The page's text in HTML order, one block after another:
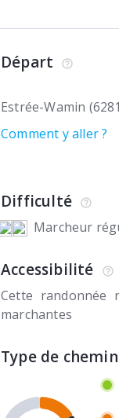
Départ
Estrée-Wamin
Comment y aller ?
Difficulté
Marcheur
Accessibilité
Cette randonnée
marchantes
Type de chemin